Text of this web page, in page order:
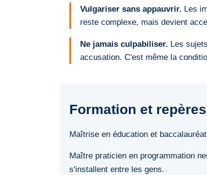
Vulgariser sans appauvrir. Les
reste complexe, mais devient
Ne jamais culpabiliser. Les
accusation. C'est même la
Formation et repères
Maîtrise en éducation et
Maître praticien en programmation
s'installent entre les gens.